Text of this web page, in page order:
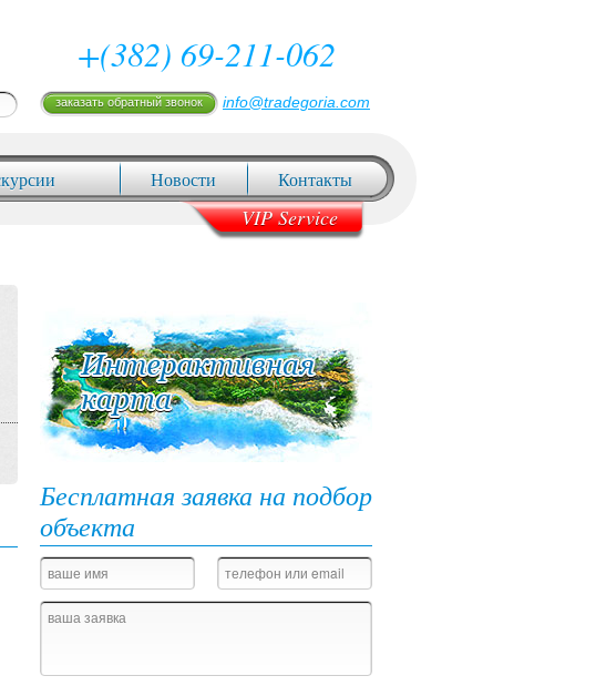
+(382) 69-211-062
заказать обратный звонок info@tradegoria.com
Новости Контакты
VIP Service
Бесплатная заявка на подбор
объекта